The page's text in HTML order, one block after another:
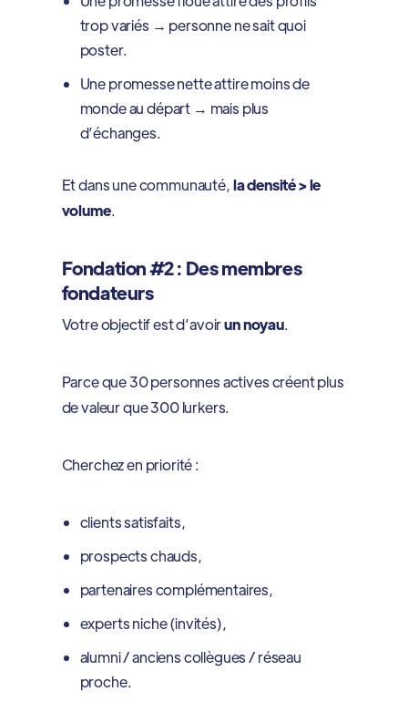
trop variés → personne ne sait quoi
poster.
Une promesse nette attire moins de
monde au départ → mais plus
d’échanges.
Et dans une communauté,la densité > le
volume.
Fondation #2 : Des membres
fondateurs
Votre objectif est d’avoirun noyau.
Parce que 30 personnes actives créent plus
de valeur que 300 lurkers.
Cherchez en priorité :
clients satisfaits,
prospects chauds,
partenaires complémentaires,
experts niche (invités),
alumni / anciens collègues / réseau
proche.